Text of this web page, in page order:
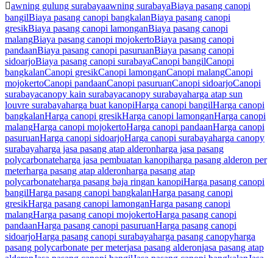
awning gulung surabayaawning surabayaBiaya pasang canopi
bangilBiaya pasang canopi bangkalanBiaya pasang canopi
gresikBiaya pasang canopi lamonganBiaya pasang canopi
malangBiaya pasang canopi mojokertoBiaya pasang canopi
pandaanBiaya pasang canopi pasuruanBiaya pasang canopi
sidoarjoBiaya pasang canopi surabayaCanopi bangilCanopi
bangkalanCanopi gresikCanopi lamonganCanopi malangCanopi
mojokertoCanopi pandaanCanopi pasuruanCanopi sidoarjoCanopi
surabayacanopy kain surabayacanopy surabayaharga atap sun
louvre surabayaharga buat kanopiHarga canopi bangilHarga canopi
bangkalanHarga canopi gresikHarga canopi lamonganHarga canopi
malangHarga canopi mojokertoHarga canopi pandaanHarga canopi
pasuruanHarga canopi sidoarjoHarga canopi surabayaharga canopy
surabayaharga jasa pasang atap alderonharga jasa pasang
polycarbonateharga jasa pembuatan kanopiharga pasang alderon per
meterharga pasang atap alderonharga pasang atap
polycarbonateharga pasang baja ringan kanopiHarga pasang canopi
bangilHarga pasang canopi bangkalanHarga pasang canopi
gresikHarga pasang canopi lamonganHarga pasang canopi
malangHarga pasang canopi mojokertoHarga pasang canopi
pandaanHarga pasang canopi pasuruanHarga pasang canopi
sidoarjoHarga pasang canopi surabayaharga pasang canopyharga
pasang polycarbonate per meterjasa pasang alderonjasa pasang atap